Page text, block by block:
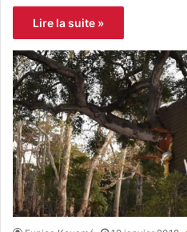
Lire la suite »